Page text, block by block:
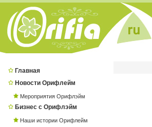
Главная
Новости Орифлейм
Мероприятия Орифлэйм
Бизнес с Орифлэйм
Наши истории Орифлейм